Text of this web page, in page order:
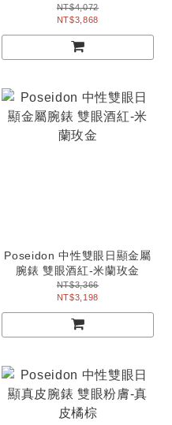
紅-鍊帶玫金
NT$4,072
NT$3,868
Poseidon 中性雙眼日顯金屬
腕錶 雙眼酒紅-米蘭玫金
NT$3,366
NT$3,198